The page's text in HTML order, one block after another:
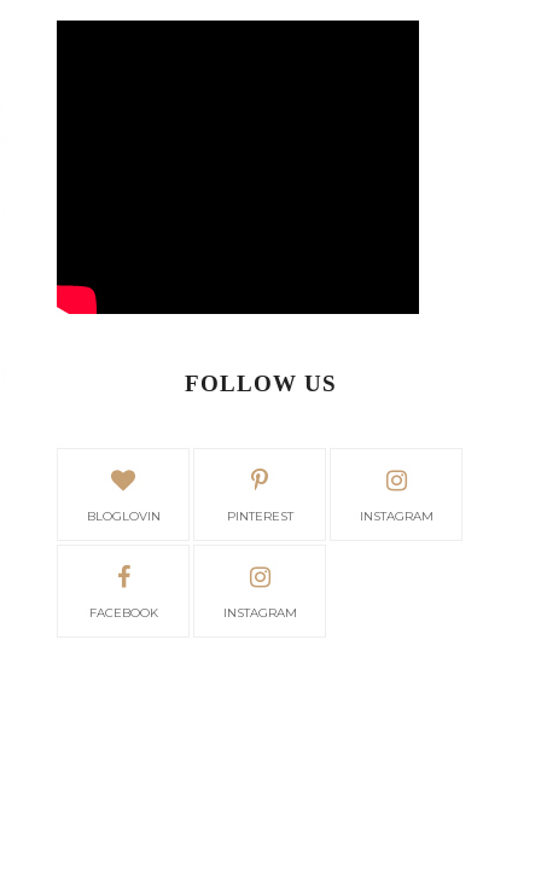
FOLLOW US
BLOGLOVIN PINTEREST INSTAGRAM
FACEBOOK INSTAGRAM